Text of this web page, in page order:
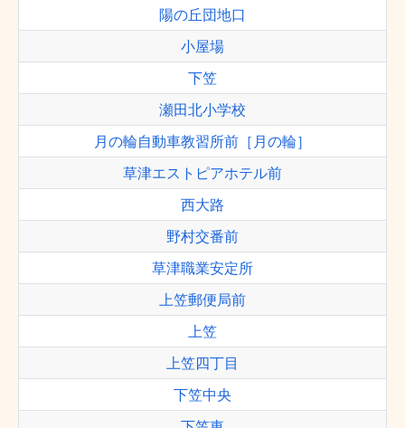
陽の丘団地口
小屋場
下笠
瀬田北小学校
月の輪自動車教習所前［月の輪］
草津エストピアホテル前
西大路
野村交番前
草津職業安定所
上笠郵便局前
上笠
上笠四丁目
下笠中央